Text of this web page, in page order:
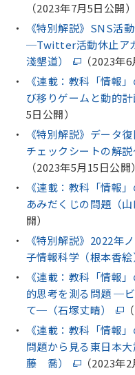
（2023年7月5日公開）
《特別解説》SNS活
─Twitter活動休止ア
淺墾道）
（2023年6
《連載：教科「情報
び移りゲームと動的
5日公開）
《特別解説》データ
チェックシートの解説
（2023年5月15日公開）
《連載：教科「情報
あみだくじの問題（山
開）
《特別解説》2022年
子情報科学（根本香絵
《連載：教科「情報
的思考を測る問題 ─
て─（石塚丈晴）
《連載：教科「情報
問題から見る東日本
藤 喬）
（2023年2